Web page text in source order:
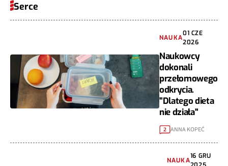
Serce
NAUKA
01 CZE
2026
Naukowcy
dokonali
przełomowego
odkrycia.
"Dlatego dieta
nie działa"
2 ANNA KOPEĆ
NAUKA
16 GRU